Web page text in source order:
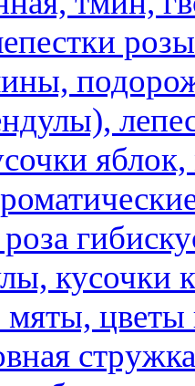
розы
кусочки
мяты,
стружка